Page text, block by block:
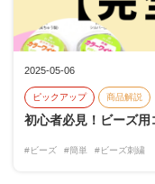
2025-05-06
ピックアップ 商品解説
初心者必見！ビーズ用
#ビーズ #簡単 #ビーズ刺繍